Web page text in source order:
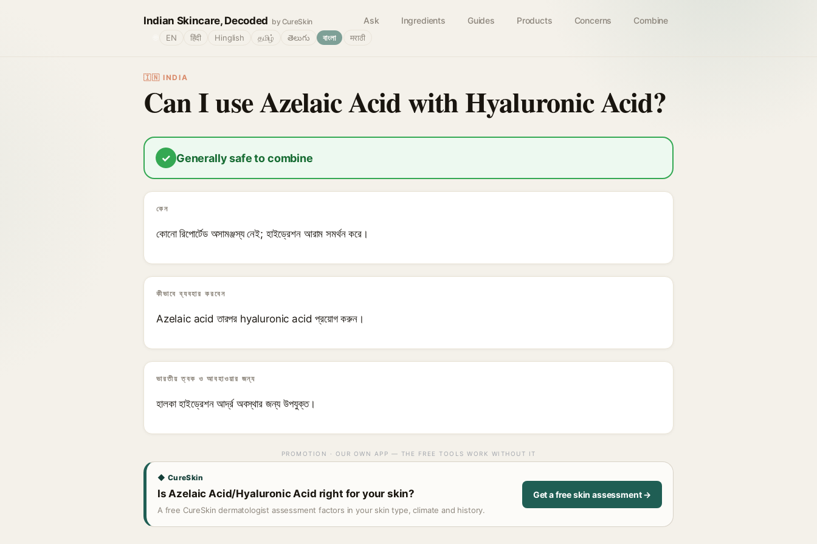
Indian Skincare, Decoded by CureSkin Ask Ingredients Guides Products Concerns Combine
EN हिंदी Hinglish தமிழ் తెలుగు বাংলা मराठी
🇮🇳 INDIA
Can I use Azelaic Acid with Hyaluronic Acid?
✓ Generally safe to combine
কেন
কোনো রিপোর্টেড অসামঞ্জস্য নেই; হাইড্রেশন আরাম সমর্থন করে।
কীভাবে ব্যবহার করবেন
Azelaic acid তারপর hyaluronic acid প্রয়োগ করুন।
ভারতীয় ত্বক ও আবহাওয়ার জন্য
হালকা হাইড্রেশন আর্দ্র অবস্থার জন্য উপযুক্ত।
PROMOTION · OUR OWN APP — THE FREE TOOLS WORK WITHOUT IT
◆ CureSkin
Is Azelaic Acid/Hyaluronic Acid right for your skin?
A free CureSkin dermatologist assessment factors in your skin type, climate and history.
Get a free skin assessment →